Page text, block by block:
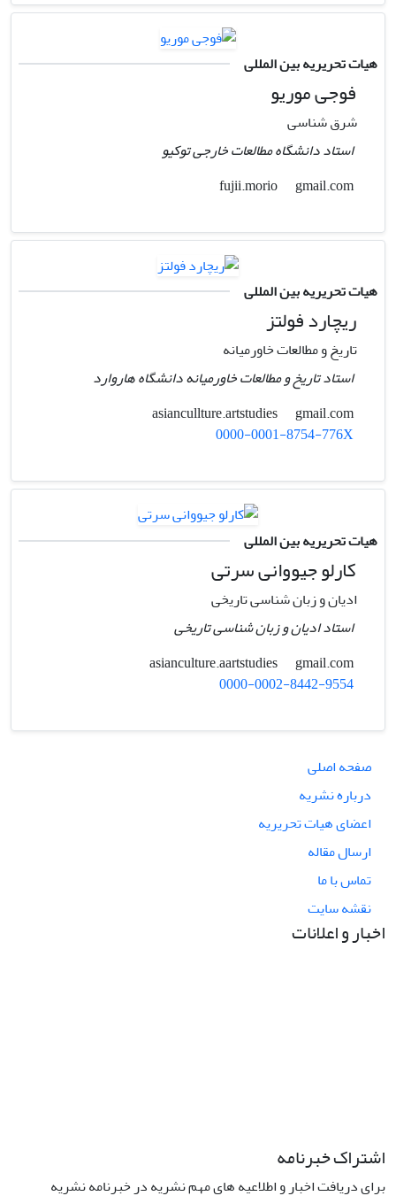
هیات تحریریه بین المللی
فوجی موریو
شرق شناسی
استاد دانشگاه مطالعات خارجی توکیو
gmail.com
هیات تحریریه بین المللی
ریچارد فولتز
تاریخ و مطالعات خاورمیانه
استاد تاریخ و مطالعات خاورمیانه دانشگاه هاروارد
gmail.com
0000-0001-8754-776X
هیات تحریریه بین المللی
کارلو جیووانی سرتی
ادیان و زبان شناسی تاریخی
استاد ادیان و زبان شناسی تاریخی
gmail.com
0000-0002-8442-9554
صفحه اصلی
درباره نشریه
اعضای هیات تحریریه
ارسال مقاله
تماس با ما
نقشه سایت
اخبار و اعلانات
اشتراک خبرنامه
برای دریافت اخبار و اطلاعیه های مهم نشریه در خبرنامه نشریه